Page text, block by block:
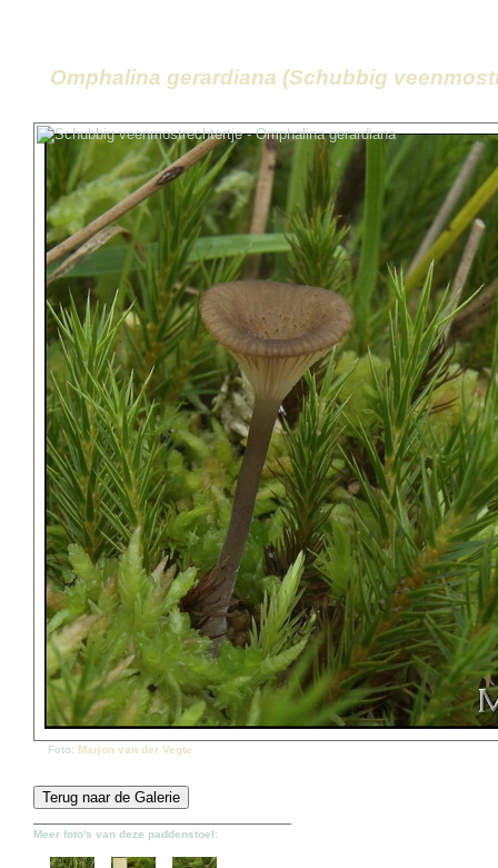
Omphalina gerardiana (Schubbig
Foto: Marjon van der Vegte
Meer foto's van deze paddenstoel: